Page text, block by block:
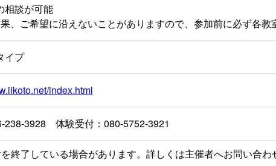
相談が可能
、ご希望に沿えないことがありますので、参加前に必ず各教
イプ
index.html
238-3928 体験受付：080-5752-3921
終了している場合があります。詳しくは主催者へお問い合わ